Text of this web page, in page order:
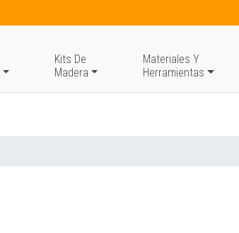
Kits De
Madera
Materiales Y
Herramientas